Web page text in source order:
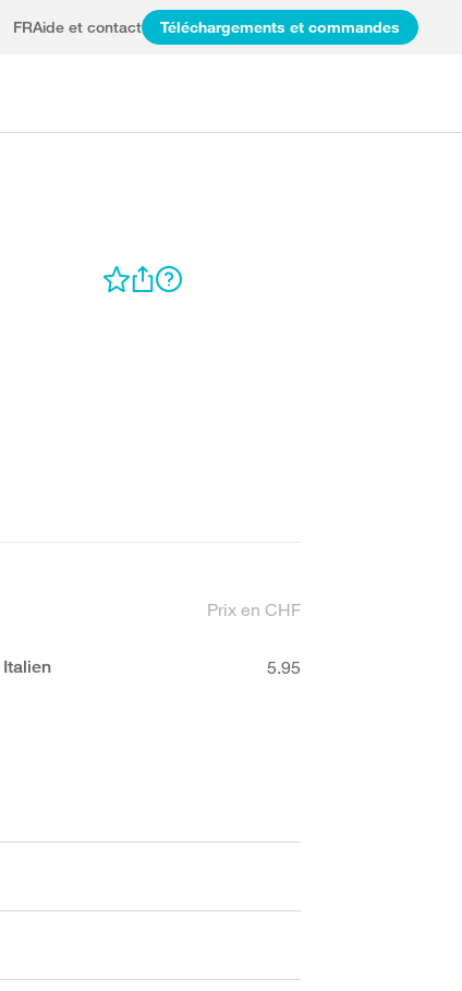
FRAide et contact Téléchargements et commandes
Prix en CHF
5.95